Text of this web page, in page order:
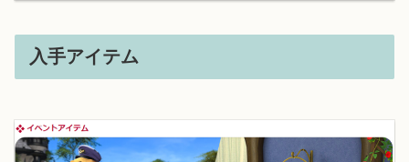
入手アイテム